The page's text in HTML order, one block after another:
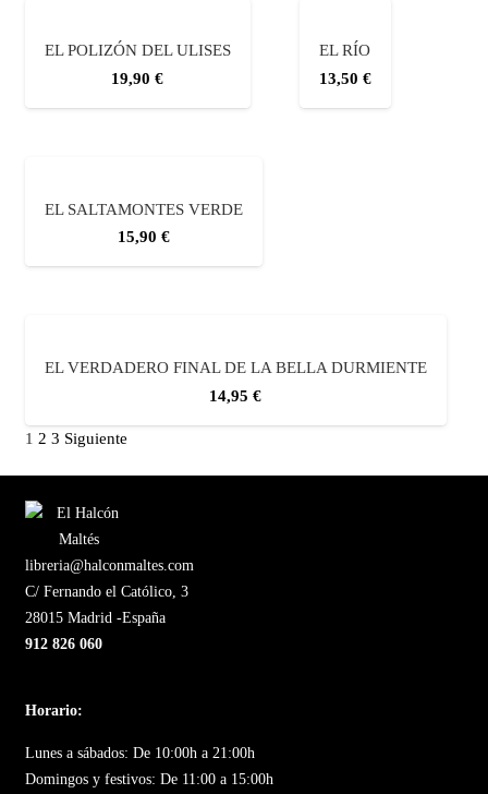
EL POLIZÓN DEL ULISES
19,90 €
EL RÍO
13,50 €
EL SALTAMONTES VERDE
15,90 €
EL VERDADERO FINAL DE LA BELLA DURMIENTE
14,95 €
1 2 3 Siguiente
libreria@halconmaltes.com
C/ Fernando el Católico, 3
28015 Madrid -España
912 826 060
Horario:
Lunes a sábados: De 10:00h a 21:00h
Domingos y festivos: De 11:00 a 15:00h